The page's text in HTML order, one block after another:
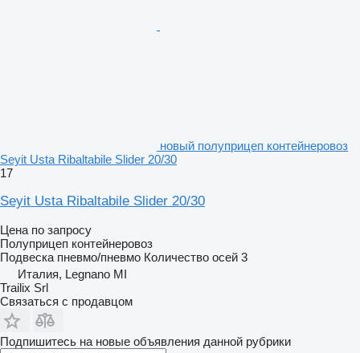
новый полуприцеп контейнеровоз
Seyit Usta Ribaltabile Slider 20/30
17
Seyit Usta Ribaltabile Slider 20/30
Цена по запросу
Полуприцеп контейнеровоз
Подвеска пневмо/пневмо Количество осей 3
Италия, Legnano MI
Trailix Srl
Связаться с продавцом
Подпишитесь на новые объявления данной рубрики